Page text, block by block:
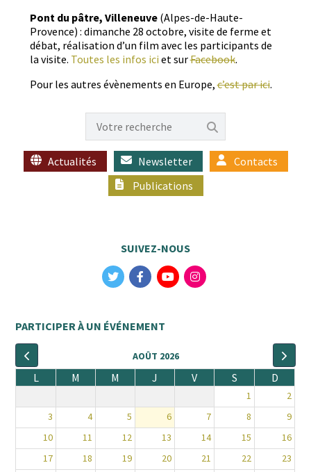
Pont du pâtre, Vil­leneuve (Alpes-de-Haute-
Provence) : dimanche 28 octo­bre, vis­ite de ferme et
débat, réal­i­sa­tion d’un film avec les par­tic­i­pants de
la vis­ite. Toutes les infos ici et surFace­book.
Pour les autres évène­ments en Europe,c’est par ici.
Actualités Newsletter
Contacts
Publications
SUIVEZ-NOUS
PARTICIPER À UN ÉVÉNEMENT
AOÛT 2026
L M M J V S D
1
2
3
4 5 6 7 8
9
10
11 12 13 14 15
16
17
18 19 20 21 22
23